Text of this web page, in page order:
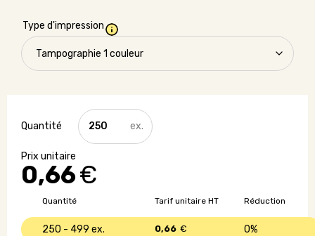
Type d'impression
0,66€
quantité
de
Cache
en
fibre
Quantité Réduction
Tarif unitaire HT
250 - 499 0%
0,66 €